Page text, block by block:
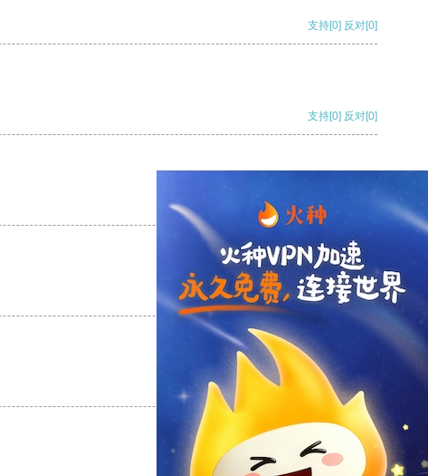
支持[0] 反对[0]
支持[0] 反对[0]
支持
支持[0] 反对[0]
支持[0] 反对[0]